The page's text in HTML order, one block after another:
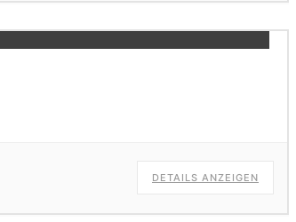
DETAILS ANZEIGEN